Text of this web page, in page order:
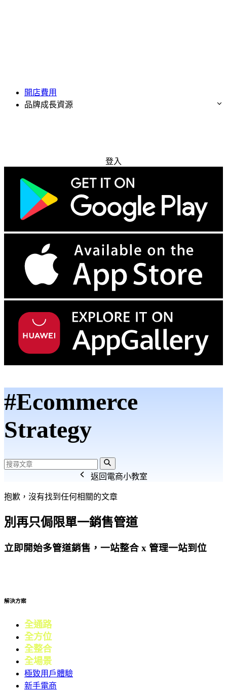
開店費用
品牌成長資源
登入
#Ecommerce
Strategy
返回電商小教室
抱歉，沒有找到任何相關的文章
別再只侷限單一銷售管道
立即開始多管道銷售，一站整合 x 管理一站到位
解決方案
全通路電商
全方位零售
全整合行銷
全場景
極致用戶體驗
新手電商